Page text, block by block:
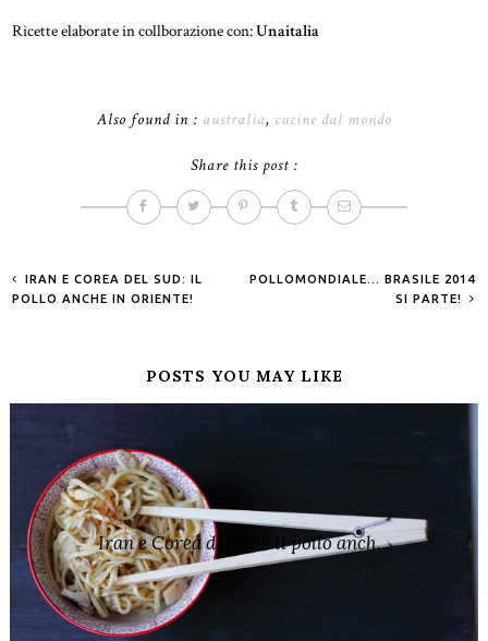
Ricette elaborate in collborazione con:Unaitalia
Also found in : australia, cucine dal mondo
Share this post :
IRAN E COREA DEL SUD: IL
POLLO ANCHE IN ORIENTE!
POLLOMONDIALE... BRASILE 2014
SI PARTE!
POSTS YOU MAY LIKE
Iran e Corea del Sud: il pollo anch...